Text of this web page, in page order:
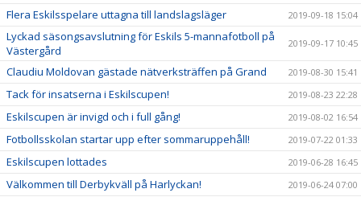
Flera Eskilsspelare uttagna till landslagsläger 2019-09-18 15:04
Lyckad säsongsavslutning för Eskils 5-mannafotboll på
Västergård
2019-09-17 10:45
Claudiu Moldovan gästade nätverksträffen på Grand 2019-08-30 15:41
Tack för insatserna i Eskilscupen! 2019-08-23 22:28
Eskilscupen är invigd och i full gång! 2019-08-02 16:54
Fotbollsskolan startar upp efter sommaruppehåll! 2019-07-22 01:33
Eskilscupen lottades 2019-06-28 16:45
Välkommen till Derbykväll på Harlyckan! 2019-06-24 07:00